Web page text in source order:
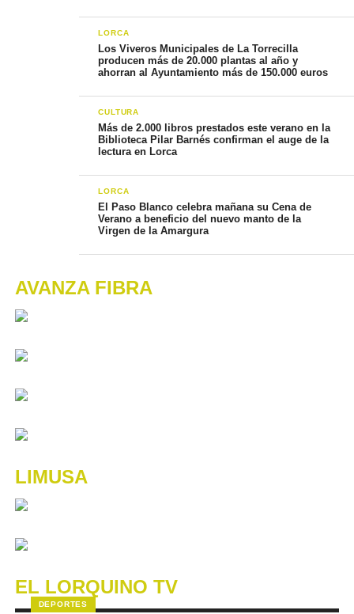
LORCA
Los Viveros Municipales de La Torrecilla
producen más de 20.000 plantas al año y
ahorran al Ayuntamiento más de 150.000 euros
CULTURA
Más de 2.000 libros prestados este verano en la
Biblioteca Pilar Barnés confirman el auge de la
lectura en Lorca
LORCA
El Paso Blanco celebra mañana su Cena de
Verano a beneficio del nuevo manto de la
Virgen de la Amargura
AVANZA FIBRA
LIMUSA
EL LORQUINO TV
DEPORTES